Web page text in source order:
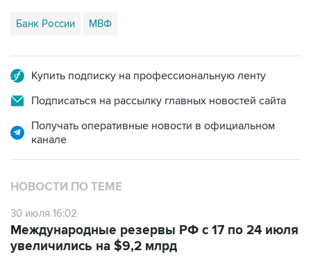
Банк России МВФ
Купить подписку на профессиональную ленту
Подписаться на рассылку главных новостей сайта
Получать оперативные новости в официальном
канале
НОВОСТИ ПО ТЕМЕ
30 июля 16:02
Международные резервы РФ с 17 по 24 июля
увеличились на $9,2 млрд